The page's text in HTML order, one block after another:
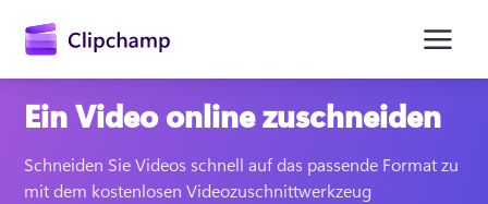
Ein Video online zuschneiden
Schneiden Sie Videos schnell auf das passende Format zu
mit dem kostenlosen Videozuschnittwerkzeug